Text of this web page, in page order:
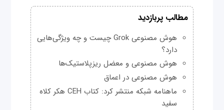
مطالب پربازدید
هوش مصنوعی Grok چیست و چه ویژگی‌هایی
دارد؟
هوش مصنوعی و معضل ریزپلاستیک‌ها
هوش مصنوعی در اعماق
ماهنامه شبکه منتشر کرد: کتاب CEH هکر کلاه
سفید